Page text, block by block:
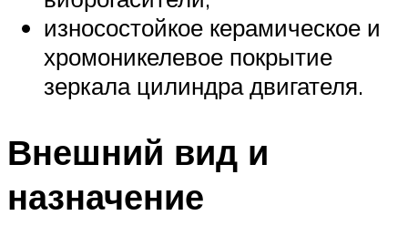
износостойкое керамическое и
хромоникелевое покрытие
зеркала цилиндра двигателя.
Внешний вид и
назначение